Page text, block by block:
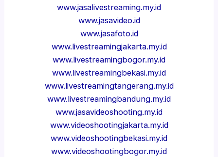
www.jasalivestreaming.my.id
www.jasavideo.id
www.jasafoto.id
www.livestreamingjakarta.my.id
www.livestreamingbogor.my.id
www.livestreamingbekasi.my.id
www.livestreamingtangerang.my.id
www.livestreamingbandung.my.id
www.jasavideoshooting.my.id
www.videoshootingjakarta.my.id
www.videoshootingbekasi.my.id
www.videoshootingbogor.my.id